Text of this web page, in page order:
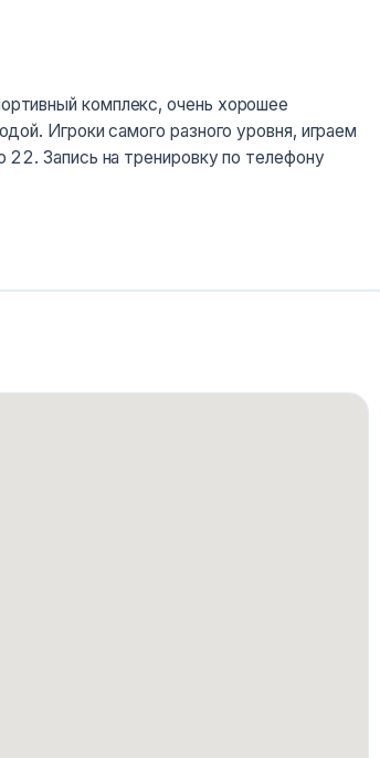
комплекс, очень хорошее
Игроки самого разного уровня, играем
Запись на тренировку по телефону